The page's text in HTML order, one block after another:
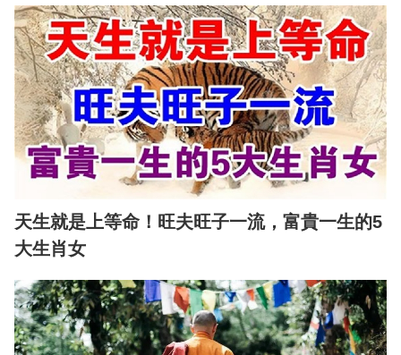
天生就是上等命！旺夫旺子一流，富貴一生的5
大生肖女